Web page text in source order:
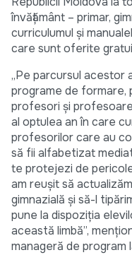
învățământ – primar,
curriculumul și
care sunt oferite
„Pe parcursul acestor
programe de
profesori și
al optulea an în care
profesorilor care au
să fii alfabetizat
te protejezi de
am reușit să
gimnazială și să-l
pune la dispoziția
această limbă”,
manageră de program